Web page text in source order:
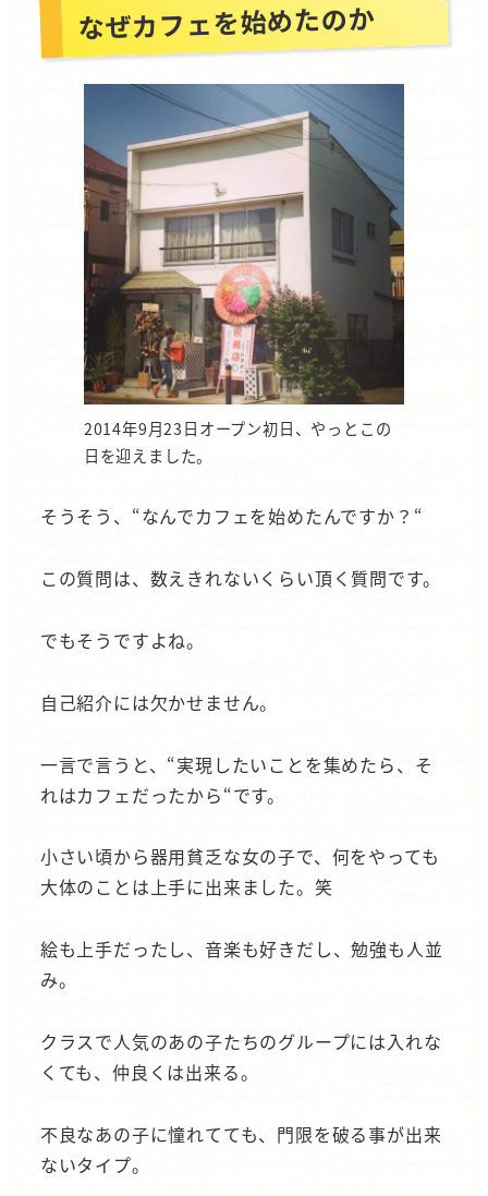
なぜカフェを始めたのか
2014年9月23日オープン初日、やっとこの
日を迎えました。
そうそう、“なんでカフェを始めたんですか？“
この質問は、数えきれないくらい頂く質問です。
でもそうですよね。
自己紹介には欠かせません。
一言で言うと、“実現したいことを集めたら、そ
れはカフェだったから“です。
小さい頃から器用貧乏な女の子で、何をやっても
大体のことは上手に出来ました。笑
絵も上手だったし、音楽も好きだし、勉強も人並
み。
クラスで人気のあの子たちのグループには入れな
くても、仲良くは出来る。
不良なあの子に憧れてても、門限を破る事が出来
ないタイプ。